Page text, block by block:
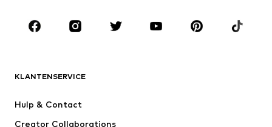
Accessoires
Premium
Nieuw
KLANTENSERVICE
Hulp & Contact
Creator Collaborations